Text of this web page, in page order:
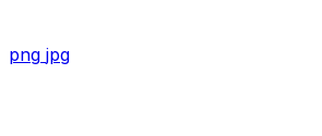
png jpg